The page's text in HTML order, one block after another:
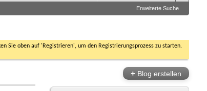
Erweiterte Suche
Sie oben auf 'Registrieren', um den Registrierungsprozess zu starten.
+ Blog erstellen